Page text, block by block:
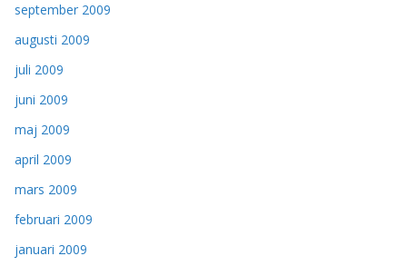
september 2009
augusti 2009
juli 2009
juni 2009
maj 2009
april 2009
mars 2009
februari 2009
januari 2009